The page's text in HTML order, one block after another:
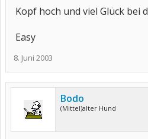
Kopf hoch und viel Glück bei
Easy
8. Juni 2003
Bodo
(Mittel)alter Hund